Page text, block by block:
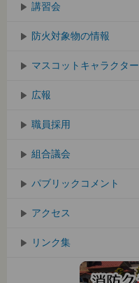
講習会
防火対象物の情報
マスコットキャラクター
広報
職員採用
組合議会
パブリックコメント
アクセス
リンク集